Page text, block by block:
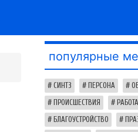
популярные
СИНТЗ ПЕРСОНА
ПРОИСШЕСТВИЯ РАБОТА
БЛАГОУСТРОЙСТВО